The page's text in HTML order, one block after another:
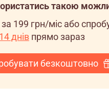
такою
199 грн/міс або
днів прямо зараз
безкоштовно